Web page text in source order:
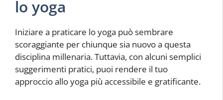
lo yoga
Iniziare a praticare lo yoga può sembrare
scoraggiante per chiunque sia nuovo a questa
disciplina millenaria. Tuttavia, con alcuni semplici
suggerimenti pratici, puoi rendere il tuo
approccio allo yoga più accessibile e gratificante.